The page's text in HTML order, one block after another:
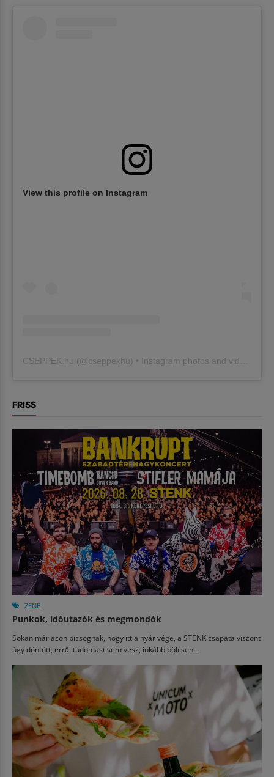
View this profile on Instagram
CSEPPEK.hu (@cseppekhu ) • Instagram photos and videos
FRISS
ZENE
Punkok, időutazók és megmondók
Sokan már azon picsognak, hogy itt a nyár vége, a STENK csapata viszont
úgy döntött, erről tudomást sem vesz, inkább bölcsen...